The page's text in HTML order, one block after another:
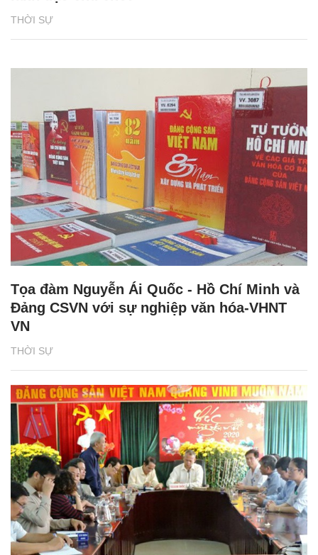
THỜI SỰ
THỜI SỰ
Tọa đàm Nguyễn Ái Quốc - Hồ Chí Minh và
Đảng CSVN với sự nghiệp văn hóa-VHNT
VN